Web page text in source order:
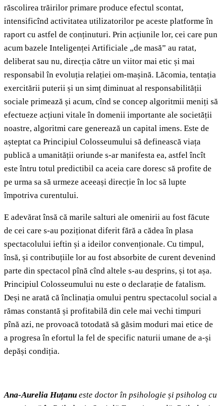
răscolirea trăirilor primare produce efectul scontat,
intensificînd activitatea utilizatorilor pe aceste platforme în
raport cu astfel de conținuturi. Prin acțiunile lor, cei care pun
acum bazele Inteligenței Artificiale „de masă” au ratat,
deliberat sau nu, direcția către un viitor mai etic și mai
responsabil în evoluția relației om-mașină. Lăcomia, tentația
exercitării puterii și un simț diminuat al responsabilității
sociale primează și acum, cînd se concep algoritmii meniți să
efectueze acțiuni vitale în domenii importante ale societății
noastre, algoritmi care generează un capital imens. Este de
așteptat ca Principiul Colosseumului să definească viața
publică a umanității oriunde s-ar manifesta ea, astfel încît
este întru totul predictibil ca aceia care doresc să profite de
pe urma sa să urmeze aceeași direcție în loc să lupte
împotriva curentului.
E adevărat însă că marile salturi ale omenirii au fost făcute
de cei care s-au poziționat diferit fără a cădea în plasa
spectacolului ieftin și a ideilor convenționale. Cu timpul,
însă, și contribuțiile lor au fost absorbite de curent devenind
parte din spectacol pînă cînd altele s-au desprins, și tot așa.
Principiul Colosseumului nu este o declarație de fatalism.
Deși ne arată că înclinația omului pentru spectacolul social a
rămas constantă și profitabilă din cele mai vechi timpuri
pînă azi, ne provoacă totodată să găsim moduri mai etice de
a progresa în efortul la fel de specific naturii umane de a-și
depăși condiția.
Ana-Aurelia Huțanu este doctor în psihologie și psiholog cu